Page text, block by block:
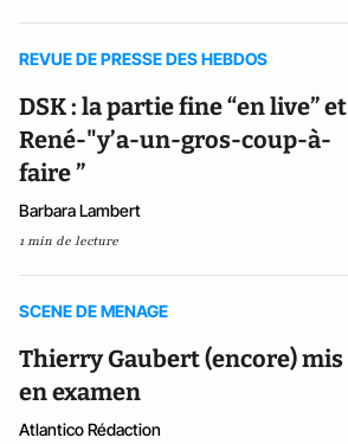
REVUE DE PRESSE DES HEBDOS
DSK : la partie fine “en live” et
René-"y’a-un-gros-coup-à-
faire ”
Barbara Lambert
1 min de lecture
SCENE DE MENAGE
Thierry Gaubert (encore) mis
en examen
Atlantico Rédaction